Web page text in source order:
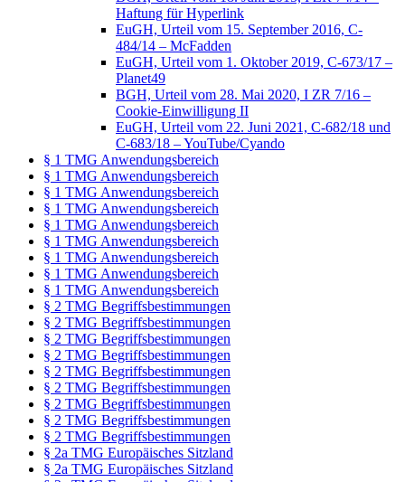
Haftung für Hyperlink
EuGH, Urteil vom 15. September 2016, C-
484/14 – McFadden
EuGH, Urteil vom 1. Oktober 2019, C-673/17 –
Planet49
BGH, Urteil vom 28. Mai 2020, I ZR 7/16 –
Cookie-Einwilligung II
EuGH, Urteil vom 22. Juni 2021, C-682/18 und
C-683/18 – YouTube/Cyando
§ 1 TMG Anwendungsbereich
§ 1 TMG Anwendungsbereich
§ 1 TMG Anwendungsbereich
§ 1 TMG Anwendungsbereich
§ 1 TMG Anwendungsbereich
§ 1 TMG Anwendungsbereich
§ 1 TMG Anwendungsbereich
§ 1 TMG Anwendungsbereich
§ 1 TMG Anwendungsbereich
§ 2 TMG Begriffsbestimmungen
§ 2 TMG Begriffsbestimmungen
§ 2 TMG Begriffsbestimmungen
§ 2 TMG Begriffsbestimmungen
§ 2 TMG Begriffsbestimmungen
§ 2 TMG Begriffsbestimmungen
§ 2 TMG Begriffsbestimmungen
§ 2 TMG Begriffsbestimmungen
§ 2 TMG Begriffsbestimmungen
§ 2a TMG Europäisches Sitzland
§ 2a TMG Europäisches Sitzland